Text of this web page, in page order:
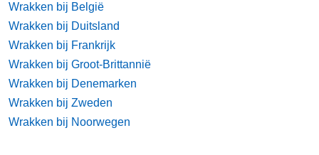
Wrakken bij België
Wrakken bij Duitsland
Wrakken bij Frankrijk
Wrakken bij Groot-Brittannië
Wrakken bij Denemarken
Wrakken bij Zweden
Wrakken bij Noorwegen